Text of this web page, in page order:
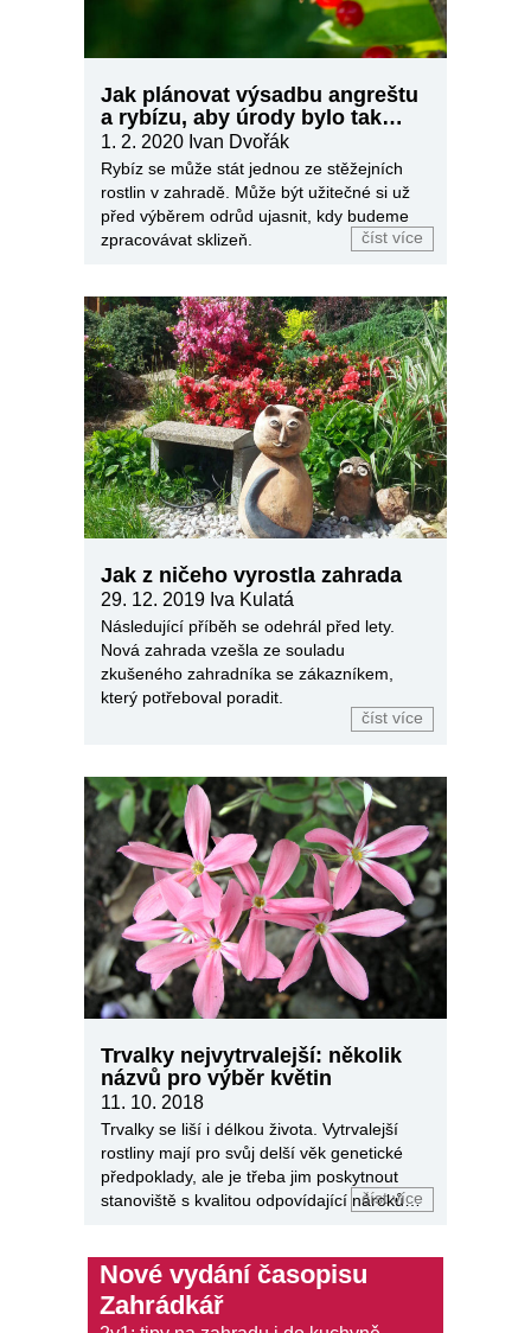
Jak plánovat výsadbu angreštu
a rybízu, aby úrody bylo tak
akorát
1. 2. 2020 Ivan Dvořák
Rybíz se může stát jednou ze stěžejních
rostlin v zahradě. Může být užitečné si už
před výběrem odrůd ujasnit, kdy budeme
zpracovávat sklizeň.
číst více
Jak z ničeho vyrostla zahrada
29. 12. 2019 Iva Kulatá
Následující příběh se odehrál před lety.
Nová zahrada vzešla ze souladu
zkušeného zahradníka se zákazníkem,
který potřeboval poradit.
číst více
Trvalky nejvytrvalejší: několik
názvů pro výběr květin
11. 10. 2018
Trvalky se liší i délkou života. Vytrvalejší
rostliny mají pro svůj delší věk genetické
předpoklady, ale je třeba jim poskytnout
stanoviště s kvalitou odpovídající nárokům
číst více
Nové vydání časopisu
Zahrádkář